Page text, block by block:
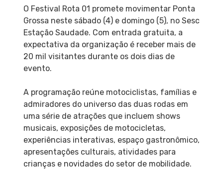
O Festival Rota 01 promete movimentar Ponta
Grossa neste sábado (4) e domingo (5), no Sesc
Estação Saudade. Com entrada gratuita, a
expectativa da organização é receber mais de
20 mil visitantes durante os dois dias de
evento.
A programação reúne motociclistas, famílias e
admiradores do universo das duas rodas em
uma série de atrações que incluem shows
musicais, exposições de motocicletas,
experiências interativas, espaço gastronômico,
apresentações culturais, atividades para
crianças e novidades do setor de mobilidade.